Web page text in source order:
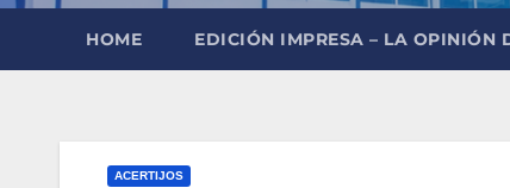
HOME EDICIÓN IMPRESA – LA OPINIÓN
ACERTIJOS